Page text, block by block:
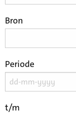
Bron
Periode
t/m